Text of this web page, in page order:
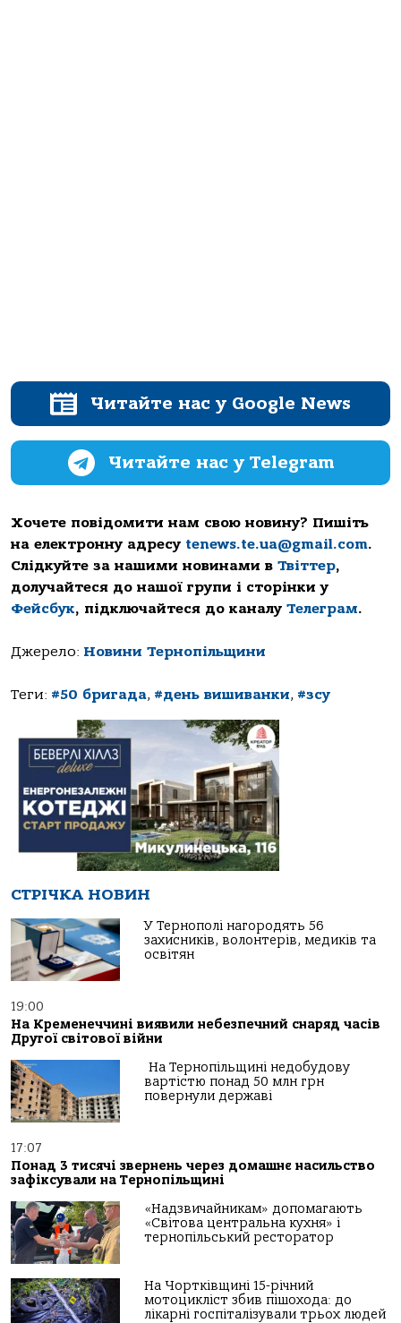
Читайте нас у Google News
Читайте нас у Telegram
Хочете повідомити нам свою новину? Пишіть
на електронну адресу tenews.te.ua@gmail.com.
Слідкуйте за нашими новинами в Твіттер,
долучайтеся до нашої групи і сторінки у
Фейсбук, підключайтеся до каналу Телеграм.
Джерело: Новини Тернопільщини
Теги: #50 бригада, #день вишиванки, #зсу
СТРІЧКА НОВИН
У Тернополі нагородять 56
захисників, волонтерів, медиків та
освітян
19:00
На Кременеччині виявили небезпечний снаряд часів
Другої світової війни
На Тернопільщині недобудову
вартістю понад 50 млн грн
повернули державі
17:07
Понад 3 тисячі звернень через домашнє насильство
зафіксували на Тернопільщині
«Надзвичайникам» допомагають
«Світова центральна кухня» і
тернопільський ресторатор
На Чортківщині 15-річний
мотоцикліст збив пішохода: до
лікарні госпіталізували трьох людей